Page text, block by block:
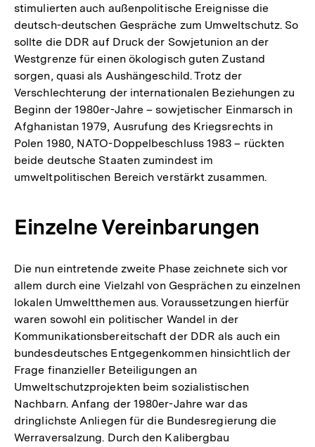
Fußnote
stimulierten auch außenpolitische Ereignisse die
deutsch-deutschen Gespräche zum Umweltschutz. So
sollte die DDR auf Druck der Sowjetunion an der
Westgrenze für einen ökologisch guten Zustand
sorgen, quasi als Aushängeschild. Trotz der
Verschlechterung der internationalen Beziehungen zu
Beginn der 1980er-Jahre – sowjetischer Einmarsch in
Afghanistan 1979, Ausrufung des Kriegsrechts in
Polen 1980, NATO-Doppelbeschluss 1983 – rückten
beide deutsche Staaten zumindest im
umweltpolitischen Bereich verstärkt zusammen.
Einzelne Vereinbarungen
Die nun eintretende zweite Phase zeichnete sich vor
allem durch eine Vielzahl von Gesprächen zu einzelnen
lokalen Umweltthemen aus. Voraussetzungen hierfür
waren sowohl ein politischer Wandel in der
Kommunikationsbereitschaft der DDR als auch ein
bundesdeutsches Entgegenkommen hinsichtlich der
Frage finanzieller Beteiligungen an
Umweltschutzprojekten beim sozialistischen
Nachbarn. Anfang der 1980er-Jahre war das
dringlichste Anliegen für die Bundesregierung die
Werraversalzung. Durch den Kalibergbau